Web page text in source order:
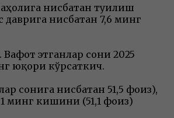
нисбатан туғилиш
нисбатан 7,6 минг
этганлар сони 2025
юқори кўрсаткич.
сонига нисбатан 51,5 фоиз),
минг кишини (51,1 фоиз)